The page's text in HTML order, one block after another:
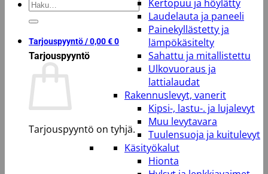
Etsi:
Tarjouspyyntö /0,00€0
Tarjouspyyntö
Tarjouspyyntö on tyhjä.
Kertopuu ja höylätty
Laudelauta ja paneeli
Painekyllästetty ja
lämpökäsitelty
Sahattu ja mitallistettu
Ulkovuoraus ja
lattialaudat
Rakennuslevyt, vanerit
Kipsi-, lastu-. ja lujalevyt
Muu levytavara
Tuulensuoja ja kuitulevyt
Käsityökalut
Hionta